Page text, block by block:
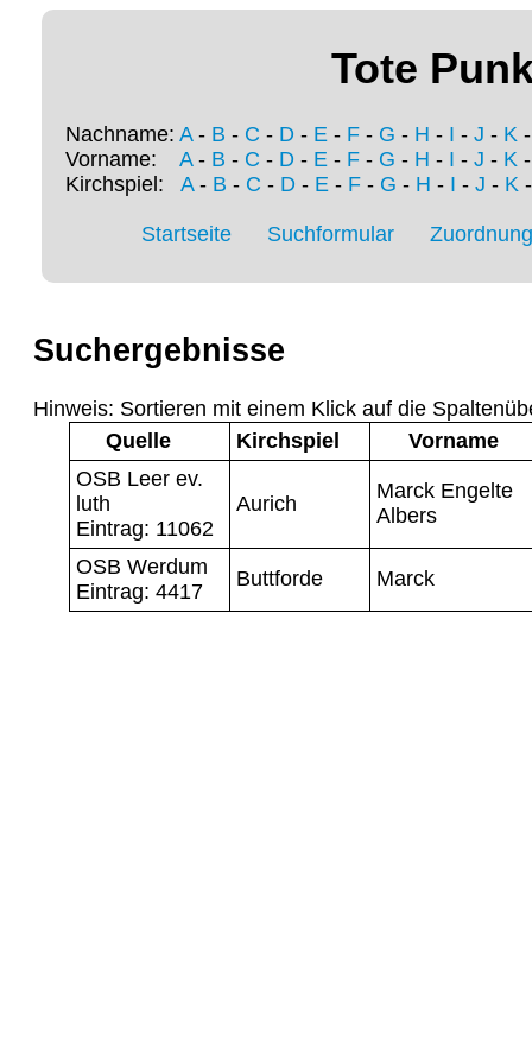
Tote
Nachname: A- B - C - D - E - F - G - H - I - J - K
Vorname: A- B - C - D - E - F - G - H - I - J - K
Kirchspiel: A- B - C - D- E- F- G - H - I - J - K
Startseite Suchformular
Suchergebnisse
Hinweis: Sortieren mit einem Klick auf die
Quelle
Kirchspiel
Vorname
OSB Leer ev.
luth
Eintrag: 11062
Aurich
Marck Engelte
Albers
OSB Werdum
Eintrag: 4417
Buttforde Marck